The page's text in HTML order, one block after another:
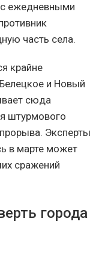
ежедневными
часть села.
крайне
и Новый
сюда
штурмового
Эксперты
в марте может
сражений
города